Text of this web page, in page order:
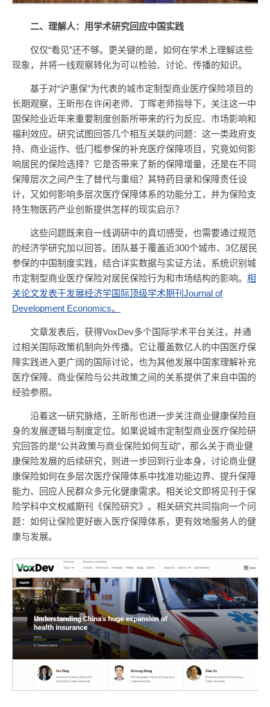
二、理解人：用学术研究回应中国实践
仅仅“看见”还不够。更关键的是，如何在学术上理解这些
现象，并将一线观察转化为可以检验、讨论、传播的知识。
基于对“沪惠保”为代表的城市定制型商业医疗保险项目的
长期观察，王昕彤在许闲老师、丁晖老师指导下，关注这一中
国保险业近年来重要制度创新所带来的行为反应、市场影响和
福利效应。研究试图回答几个相互关联的问题：这一类政府支
持、商业运作、低门槛参保的补充医疗保障项目，究竟如何影
响居民的保险选择？它是否带来了新的保障增量，还是在不同
保障层次之间产生了替代与重组？其特药目录和保障责任设
计，又如何影响多层次医疗保障体系的功能分工，并为保险支
持生物医药产业创新提供怎样的现实启示？
这些问题既来自一线调研中的真切感受，也需要通过规范
的经济学研究加以回答。团队基于覆盖近300个城市、3亿居民
参保的中国制度实践，结合详实数据与实证方法，系统识别城
市定制型商业医疗保险对居民保险行为和市场结构的影响。 相
关论文发表于发展经济学国际顶级学术期刊Journal of
Development Economics。
文章发表后，获得VoxDev多个国际学术平台关注，并通
过相关国际政策机制向外传播。它让覆盖数亿人的中国医疗保
障实践进入更广阔的国际讨论，也为其他发展中国家理解补充
医疗保障、商业保险与公共政策之间的关系提供了来自中国的
经验参照。
沿着这一研究脉络，王昕彤也进一步关注商业健康保险自
身的发展逻辑与制度定位。如果说城市定制型商业医疗保险研
究回答的是“公共政策与商业保险如何互动”，那么关于商业健
康保险发展的后续研究，则进一步回到行业本身，讨论商业健
康保险如何在多层次医疗保障体系中找准功能边界、提升保障
能力、回应人民群众多元化健康需求。相关论文即将见刊于保
险学科中文权威期刊《保险研究》。相关研究共同指向一个问
题：如何让保险更好嵌入医疗保障体系，更有效地服务人的健
康与发展。